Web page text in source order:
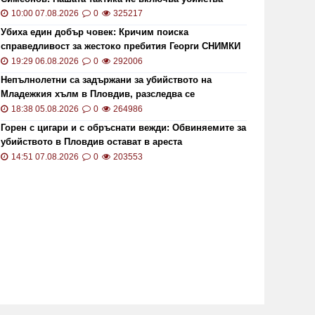
ще проверява за размера на
при безработица
19:15 20.01.2021
10:00 07.08.2026 0 325217
Убиха един добър човек: Кричим поиска
справедливост за жестоко пребития Георги СНИМКИ
и ВИДЕО
19:29 06.08.2026 0 292006
Непълнолетни са задържани за убийството на
Младежкия хълм в Пловдив, разследва се
хомофобски мотив
18:38 05.08.2026 0 264986
Горен с цигари и с обръснати вежди: Обвиняемите за
убийството в Пловдив остават в ареста
14:51 07.08.2026 0 203553